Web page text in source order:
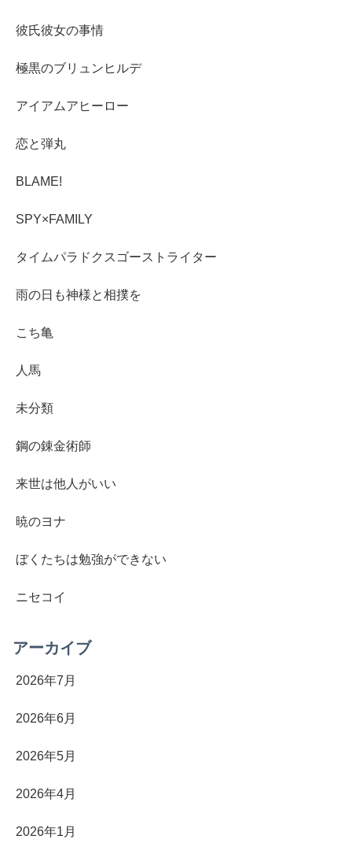
彼氏彼女の事情
極黒のブリュンヒルデ
アイアムアヒーロー
恋と弾丸
BLAME!
SPY×FAMILY
タイムパラドクスゴーストライター
雨の日も神様と相撲を
こち亀
人馬
未分類
鋼の錬金術師
来世は他人がいい
暁のヨナ
ぼくたちは勉強ができない
ニセコイ
アーカイブ
2026年7月
2026年6月
2026年5月
2026年4月
2026年1月